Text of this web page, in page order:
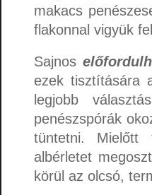
makacs
flakonnal vigyük
Sajnos
ezek tisztítására
legjobb
penészspórák
tüntetni. Mielőtt
albérletet
körül az olcsó,